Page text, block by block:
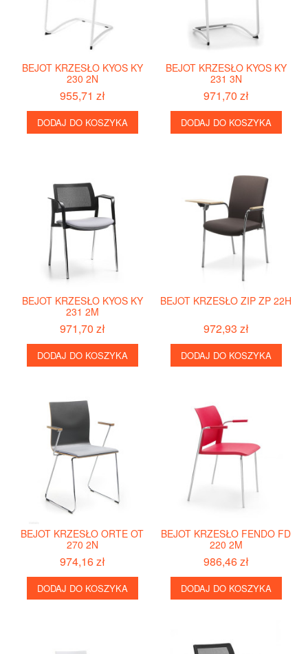
BEJOT KRZESŁO KYOS KY
230 2N
955,71 zł
DODAJ DO KOSZYKA
BEJOT KRZESŁO KYOS KY
231 3N
971,70 zł
DODAJ DO KOSZYKA
BEJOT KRZESŁO KYOS KY
231 2M
971,70 zł
DODAJ DO KOSZYKA
BEJOT KRZESŁO ZIP ZP 22H
972,93 zł
DODAJ DO KOSZYKA
BEJOT KRZESŁO ORTE OT
270 2N
974,16 zł
DODAJ DO KOSZYKA
BEJOT KRZESŁO FENDO FD
220 2M
986,46 zł
DODAJ DO KOSZYKA